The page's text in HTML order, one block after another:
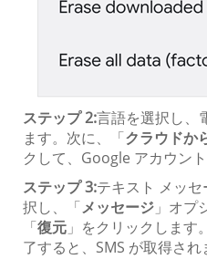
ステップ 2:言語を選択し、
ます。次に、「クラウドか
クして、Google アカウン
ステップ 3:テキスト メッ
択し、「メッセージ 」オプ
「復元 」をクリックしま
了すると、SMS が取得され